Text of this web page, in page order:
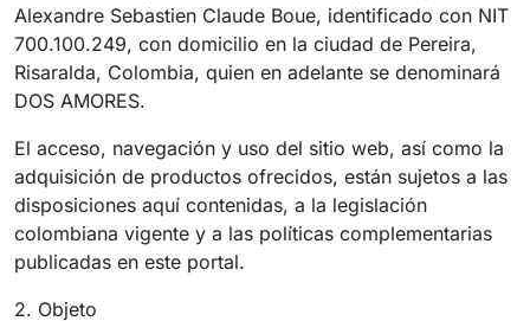
Alexandre Sebastien Claude Boue, identificado con NIT
700.100.249, con domicilio en la ciudad de Pereira,
Risaralda, Colombia, quien en adelante se denominará
DOS AMORES.
El acceso, navegación y uso del sitio web, así como la
adquisición de productos ofrecidos, están sujetos a las
disposiciones aquí contenidas, a la legislación
colombiana vigente y a las políticas complementarias
publicadas en este portal.
2. Objeto